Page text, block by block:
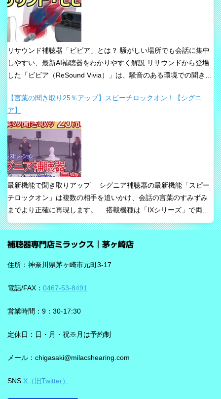
リサウンド補聴器「ビビア」とは？ 騒がしい場所でも会話に集中
しやすい、最新AI補聴器をわかりやすく解説 リサウンドから登場
した「ビビア（ReSound Vivia）」は、騒音のある環境での聞き取
「騒音下でも鮮やかな聞き取り」、「世界最小AI補聴器」、
「Auracast標準搭載」が主な特長です。 ビビアが目指している
のは、単純な増幅だけではありません。 周囲の音の中から、聞き
たい声に意識を向けやすくすること、そして自然な聞こえ方をで
きるだけ保ちながら会話を楽にすることが、このシリーズの重要
な考え方です。 ビビアの中核は【IA】という考え方 ビビアで
は、リサウンドがIntelligence Augmented（インテリジェンス・オ
ーグメンテッド）と呼ぶ考え方を採用しています。 これは、AIが
すべてを一方的に処理するのではなく、人の脳が本来持っている
音を選び取る力を支えるという発想で、脳の自然な処理を助ける
ためのAIとしています。 騒がしい場所では、相手の声だけでな
音が同時に耳に入ってきます。 ビビアは、そうした場面で必要な
ことばと不要な雑音のコントラストをつくる方向で働くことが特
やすくする設計と考えると理解しやすいです。 DNNチップで、騒
Neural Network）チップが搭載されています。 このDNNチップは
を支える役割を担うと説明されています。 さらに、このチップが
作し、1日あたり4.9兆回の演算を行うとされています。 「インテ
ビビアの注目機能の一つが「インテリジェンス フォーカス」で
【言葉の聞き取り25％アップ】スピーチロックオン！【シグニ
ア】
最新機能で聞き取りアップ シグニア補聴器の最新機能「スピー
チロックオン」は複数の相手を追いかけ、会話の言葉のすみずみ
までより正確に再現します。 搭載機種は「IXシリーズ」で両耳
装用時に働きます。片耳装用の場合は、ワードロックオン機能で
し、7クラスならデータを192,000個収集するから、騒音下での言
ズ」ならより聞き取りやすくしてくれます。 デモ動画で確認 🔽ス
もロックオン機能を使えば、言葉の聞き取りが25％アップ！
補聴器専門店ミラックス｜茅ヶ崎店
住所：神奈川県茅ヶ崎市元町3-17
電話/FAX： 0467-53-8491
営業時間：9：30-17:30
定休日：日・月・祝※月は予約制
メール：chigasaki@milacshearing.com
SNS:X（旧Twitter）